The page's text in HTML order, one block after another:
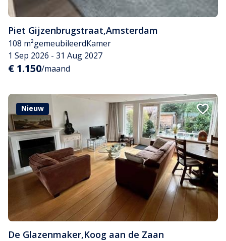
Piet Gijzenbrugstraat,Amsterdam
108 m²gemeubileerdKamer
1 Sep 2026 - 31 Aug 2027
€ 1.150/maand
Nieuw
De Glazenmaker,Koog aan de Zaan